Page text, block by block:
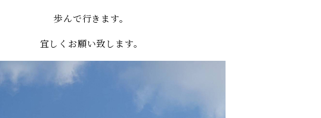
歩んで行きます。
宜しくお願い致します。